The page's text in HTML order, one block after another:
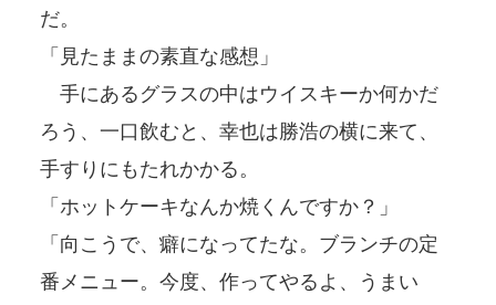
だ。
「見たままの素直な感想」
手にあるグラスの中はウイスキーか何かだ
ろう、一口飲むと、幸也は勝浩の横に来て、
手すりにもたれかかる。
「ホットケーキなんか焼くんですか？」
「向こうで、癖になってたな。ブランチの定
番メニュー。今度、作ってやるよ、うまい